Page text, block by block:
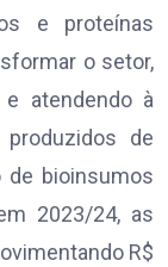
e proteínas
o setor,
atendendo à
de
de bioinsumos
2023/24, as
R$